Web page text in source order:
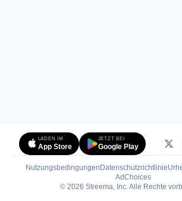
LADEN IM
App Store
JETZT BEI
Google Play
Nutzungsbedingungen Datenschutzrichtlinie
AdChoices(öffnet in
© 2026 Streema, Inc. Alle Rechte